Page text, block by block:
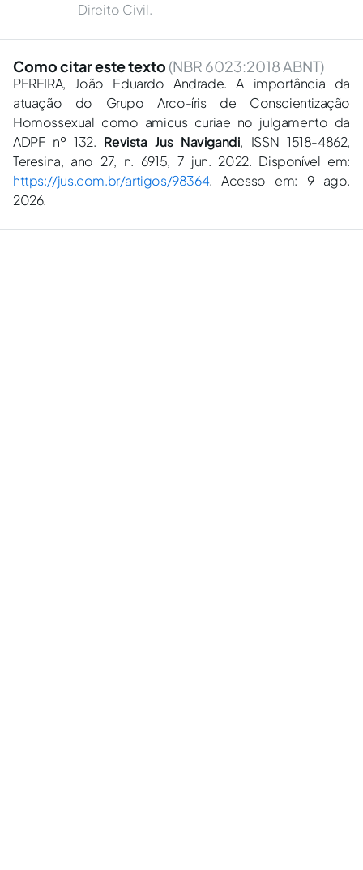
Direito Civil.
Como citar este texto (NBR 6023:2018 ABNT)
PEREIRA, João Eduardo Andrade. A importância da
atuação do Grupo Arco-íris de Conscientização
Homossexual como amicus curiae no julgamento da
ADPF nº 132. Revista Jus Navigandi, ISSN 1518-4862,
Teresina, ano 27, n. 6915, 7 jun. 2022. Disponível em:
https://jus.com.br/artigos/98364. Acesso em: 9 ago.
2026.